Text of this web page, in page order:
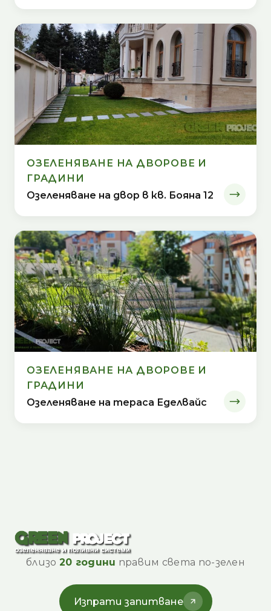
ОЗЕЛЕНЯВАНЕ НА ДВОРОВЕ И
ГРАДИНИ
Озеленяване на двор в кв. Бояна 12
ОЗЕЛЕНЯВАНЕ НА ДВОРОВЕ И
ГРАДИНИ
Озеленяване на тераса Еделвайс
близо 20 години правим света по-зелен
Изпрати запитване